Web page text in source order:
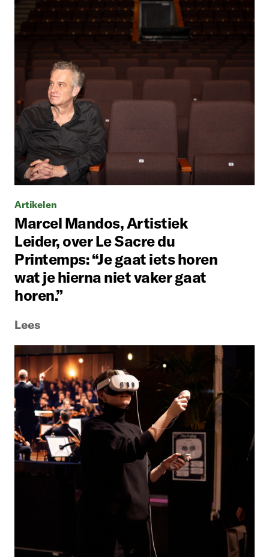
Artikelen
Marcel Mandos, Artistiek
Leider, over Le Sacre du
Printemps: “Je gaat iets horen
wat je hierna niet vaker gaat
horen.”
Lees